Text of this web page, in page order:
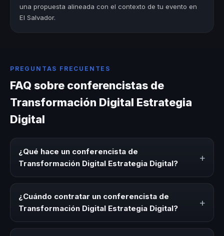
una propuesta alineada con el contexto de tu evento en
El Salvador.
PREGUNTAS FRECUENTES
FAQ sobre conferencistas de
Transformación Digital Estrategia
Digital
¿Qué hace un conferencista de
Transformación Digital Estrategia Digital?
+
Digital es un experto que comparte conocimiento,
estrategias y experiencias sobre este tema en eventos
corporativos, convenciones y seminarios. Su objetivo es
generar reflexión, inspiración y herramientas aplicables
¿Cuándo contratar un conferencista de
Transformación Digital Estrategia Digital?
+